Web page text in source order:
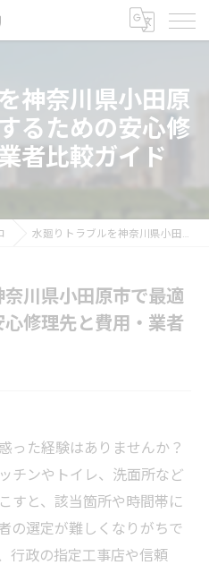
神奈川県小田原
るための安心修
者比較ガイド
水廻りトラブルを神奈川県小田原市で最適に解決するための安心修理先と費用・業者比較ガイド
川県小田原市で最適
修理先と費用・業者
った経験はありませんか？
チンやトイレ、洗面所など
すと、該当箇所や時間帯に
の選定が難しくなりがちで
行政の指定工事店や信頼